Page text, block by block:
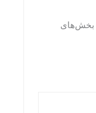
بخش‌های